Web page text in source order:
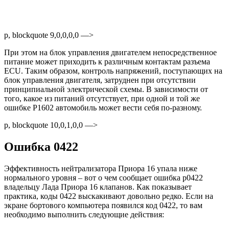
p, blockquote 9,0,0,0,0 —>
При этом на блок управления двигателем непосредственное
питание может приходить к различным контактам разъема
ECU. Таким образом, контроль напряжений, поступающих на
блок управления двигателя, затруднен при отсутствии
принципиальной электрической схемы. В зависимости от
того, какое из питаний отсутствует, при одной и той же
ошибке P1602 автомобиль может вести себя по-разному.
p, blockquote 10,0,1,0,0 —>
Ошибка 0422
Эффективность нейтрализатора Приора 16 упала ниже
нормального уровня – вот о чем сообщает ошибка р0422
владельцу Лада Приора 16 клапанов. Как показывает
практика, коды 0422 выскакивают довольно редко. Если на
экране бортового компьютера появился код 0422, то вам
необходимо выполнить следующие действия: